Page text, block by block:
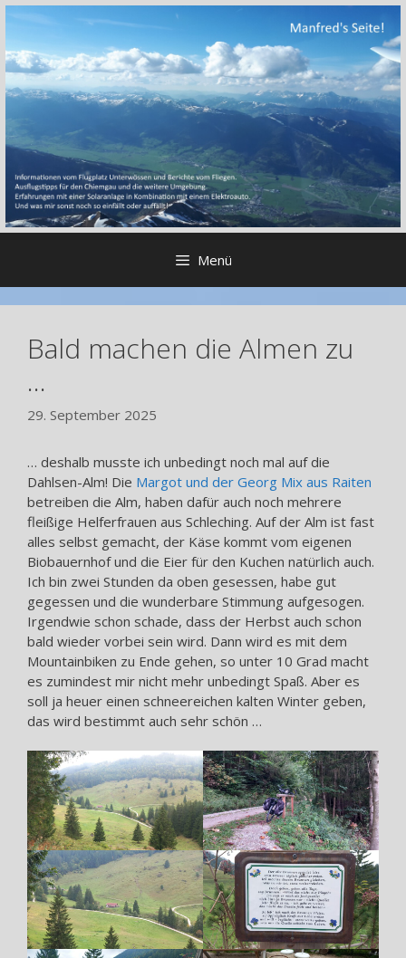
Zum
springen
Menü
Bald machen die Almen zu
…
29. September 2025
… deshalb musste ich unbedingt noch mal auf die
Dahlsen-Alm! Die Margot und der Georg Mix aus Raiten
betreiben die Alm, haben dafür auch noch mehrere
fleißige Helferfrauen aus Schleching. Auf der Alm ist fast
alles selbst gemacht, der Käse kommt vom eigenen
Biobauernhof und die Eier für den Kuchen natürlich auch.
Ich bin zwei Stunden da oben gesessen, habe gut
gegessen und die wunderbare Stimmung aufgesogen.
Irgendwie schon schade, dass der Herbst auch schon
bald wieder vorbei sein wird. Dann wird es mit dem
Mountainbiken zu Ende gehen, so unter 10 Grad macht
es zumindest mir nicht mehr unbedingt Spaß. Aber es
soll ja heuer einen schneereichen kalten Winter geben,
das wird bestimmt auch sehr schön …